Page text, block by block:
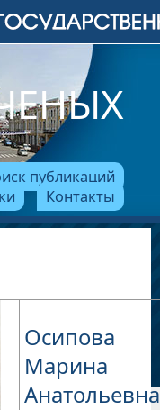
публикаций
Контакты
Осипова
Марина
Анатольевна